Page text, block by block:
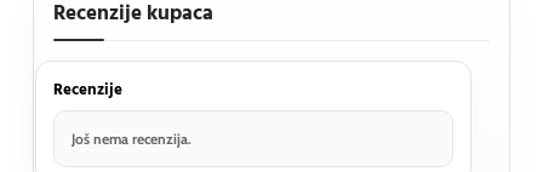
Recenzije kupaca
Recenzije
Još nema recenzija.